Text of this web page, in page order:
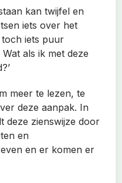
kan twijfel en
iets over het
iets puur
als ik met deze
meer te lezen, te
deze aanpak. In
deze zienswijze door
en
en er komen er